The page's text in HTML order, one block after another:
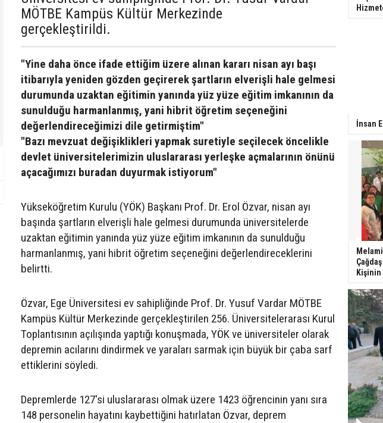
MÖTBE Kampüs Kültür Merkezinde
gerçekleştirildi.
"Yine daha önce ifade ettiğim üzere alınan kararı nisan ayı başı
itibarıyla yeniden gözden geçirerek şartların elverişli hale gelmesi
durumunda uzaktan eğitimin yanında yüz yüze eğitim imkanının da
sunulduğu harmanlanmış, yani hibrit öğretim seçeneğini
değerlendireceğimizi dile getirmiştim"
"Bazı mevzuat değişiklikleri yapmak suretiyle seçilecek öncelikle
devlet üniversitelerimizin uluslararası yerleşke açmalarının önünü
açacağımızı buradan duyurmak istiyorum"
Yükseköğretim Kurulu (YÖK) Başkanı Prof. Dr. Erol Özvar, nisan ayı
başında şartların elverişli hale gelmesi durumunda üniversitelerde
uzaktan eğitimin yanında yüz yüze eğitim imkanının da sunulduğu
harmanlanmış, yani hibrit öğretim seçeneğini değerlendireceklerini
belirtti.
Özvar, Ege Üniversitesi ev sahipliğinde Prof. Dr. Yusuf Vardar MÖTBE
Kampüs Kültür Merkezinde gerçekleştirilen 256. Üniversitelerarası Kurul
Toplantısının açılışında yaptığı konuşmada, YÖK ve üniversiteler olarak
depremin acılarını dindirmek ve yaraları sarmak için büyük bir çaba sarf
ettiklerini söyledi.
Depremlerde 127'si uluslararası olmak üzere 1423 öğrencinin yanı sıra
148 personelin hayatını kaybettiğini hatırlatan Özvar, deprem
İnsan
Kişinin